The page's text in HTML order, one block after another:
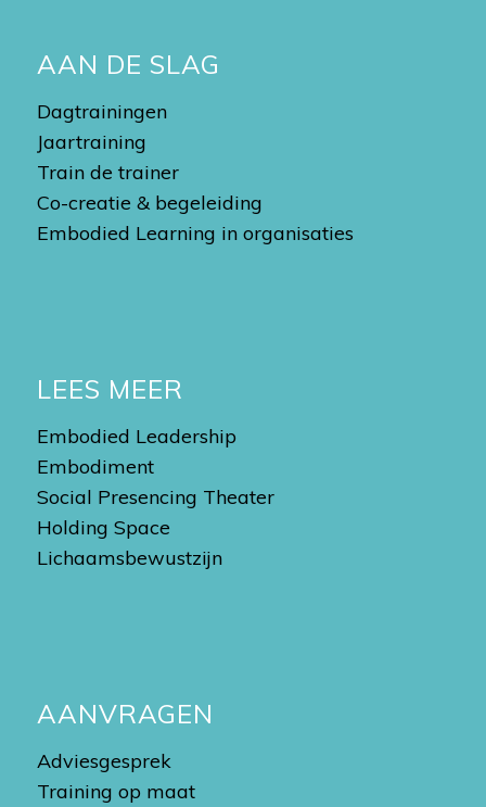
AAN DE SLAG
Dagtrainingen
Jaartraining
Train de trainer
Co-creatie & begeleiding
Embodied Learning in organisaties
LEES MEER
Embodied Leadership
Embodiment
Social Presencing Theater
Holding Space
Lichaamsbewustzijn
AANVRAGEN
Adviesgesprek
Training op maat